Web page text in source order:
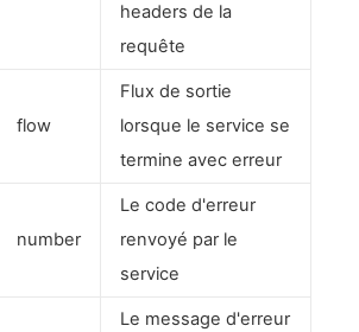
headers de la
requête
flow
Flux de sortie
lorsque le service se
termine avec erreur
number
Le code d'erreur
renvoyé par le
service
Le message d'erreur